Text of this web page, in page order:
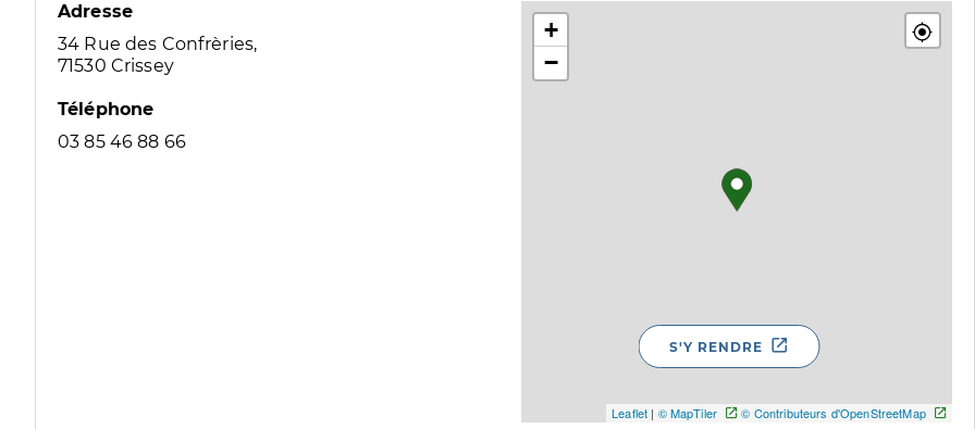
Adresse
34 Rue des Confrèries,
71530 Crissey
Téléphone
03 85 46 88 66
+
−
Leaflet | © MapTiler © Contributeurs d'OpenStreetMap
S'Y RENDRE